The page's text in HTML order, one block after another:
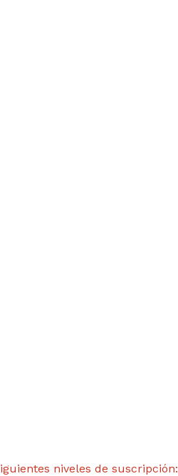
niveles de suscripción: